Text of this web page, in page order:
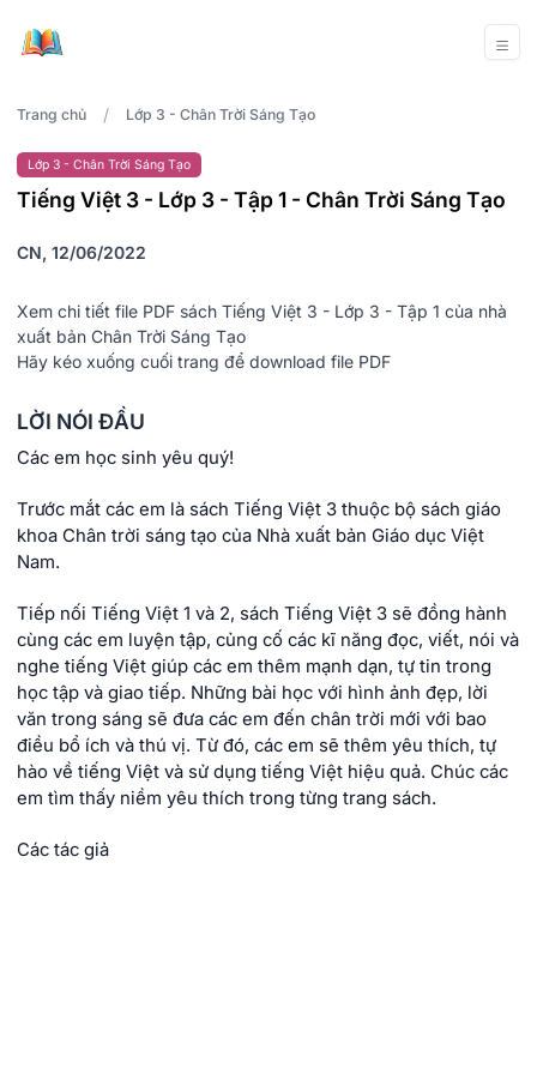
Trang chủ / Lớp 3 - Chân Trời Sáng Tạo
Lớp 3 - Chân Trời Sáng Tạo
Tiếng Việt 3 - Lớp 3 - Tập 1 - Chân Trời Sáng Tạo
CN, 12/06/2022
Xem chi tiết file PDF sách Tiếng Việt 3 - Lớp 3 - Tập 1 của nhà
xuất bản Chân Trời Sáng Tạo
Hãy kéo xuống cuối trang để download file PDF
LỜI NÓI ĐẦU
Các em học sinh yêu quý!
Trước mắt các em là sách Tiếng Việt 3 thuộc bộ sách giáo
khoa Chân trời sáng tạo của Nhà xuất bản Giáo dục Việt
Nam.
Tiếp nối Tiếng Việt 1 và 2, sách Tiếng Việt 3 sẽ đồng hành
cùng các em luyện tập, củng cố các kĩ năng đọc, viết, nói và
nghe tiếng Việt giúp các em thêm mạnh dạn, tự tin trong
học tập và giao tiếp. Những bài học với hình ảnh đẹp, lời
văn trong sáng sẽ đưa các em đến chân trời mới với bao
điều bổ ích và thú vị. Từ đó, các em sẽ thêm yêu thích, tự
hào về tiếng Việt và sử dụng tiếng Việt hiệu quả. Chúc các
em tìm thấy niềm yêu thích trong từng trang sách.
Các tác giả